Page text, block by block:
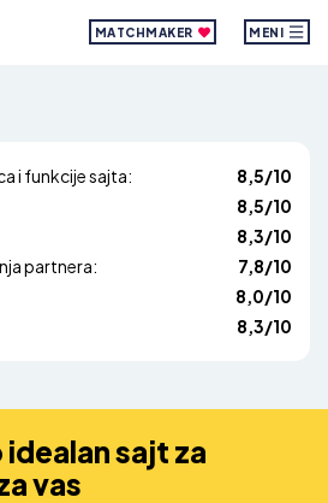
MATCHMAKER MENI
i funkcije sajta:
8,5/10
8,5/10
8,3/10
partnera:
7,8/10
8,0/10
8,3/10
sajt za
vas